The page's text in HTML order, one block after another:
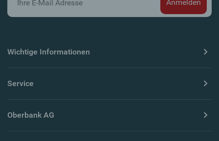
Wichtige Informationen
Service
Oberbank AG